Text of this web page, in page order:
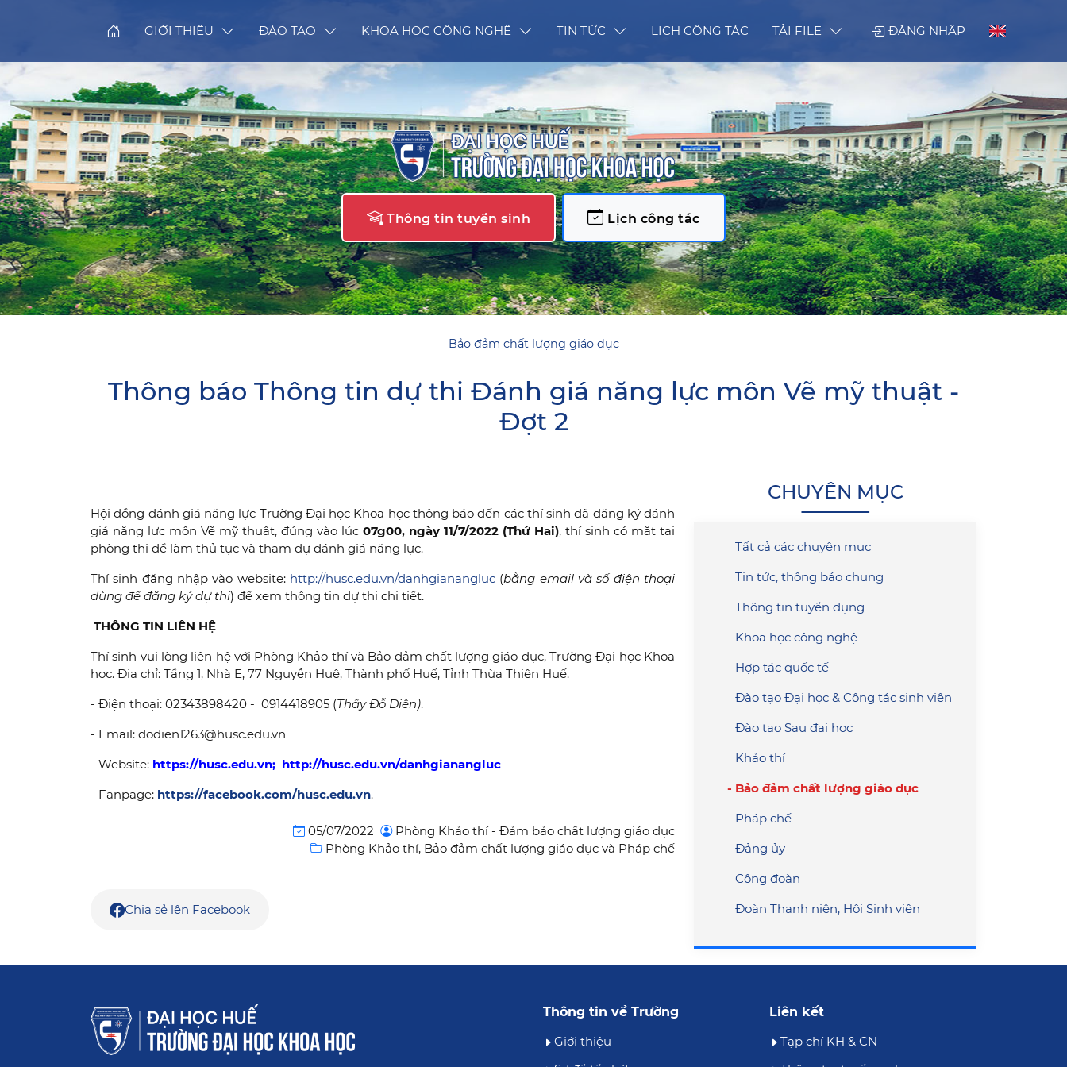
GIỚI THIỆU ĐÀO TẠO KHOA HỌC CÔNG NGHỆ TIN TỨC LỊCH CÔNG TÁC TẢI FILE ĐĂNG NHẬP
Thông tin tuyển sinh Lịch công tác
Bảo đảm chất lượng giáo dục
Thông báo Thông tin dự thi Đánh giá năng lực môn Vẽ mỹ thuật -
Đợt 2
Hội đồng đánh giá năng lực Trường Đại học Khoa học thông báo đến các thí sinh đã đăng ký đánh
giá năng lực môn Vẽ mỹ thuật, đúng vào lúc 07g00, ngày 11/7/2022 (Thứ Hai), thí sinh có mặt tại
phòng thi để làm thủ tục và tham dự đánh giá năng lực.
Thí sinh đăng nhập vào website: http://husc.edu.vn/danhgianangluc (bằng email và số điện thoại
dùng để đăng ký dự thi) để xem thông tin dự thi chi tiết.
THÔNG TIN LIÊN HỆ
Thí sinh vui lòng liên hệ với Phòng Khảo thí và Bảo đảm chất lượng giáo dục, Trường Đại học Khoa
học. Địa chỉ: Tầng 1, Nhà E, 77 Nguyễn Huệ, Thành phố Huế, Tỉnh Thừa Thiên Huế.
- Điện thoại: 02343898420 - 0914418905 (Thầy Đỗ Diên).
- Email: dodien1263@husc.edu.vn
- Website: https://husc.edu.vn; http://husc.edu.vn/danhgianangluc
- Fanpage: https://facebook.com/husc.edu.vn.
05/07/2022
Phòng Khảo thí - Đảm bảo chất lượng giáo dục
Phòng Khảo thí, Bảo đảm chất lượng giáo dục và Pháp chế
Chia sẻ lên Facebook
CHUYÊN MỤC
Tất cả các chuyên mục
Tin tức, thông báo chung
Thông tin tuyển dụng
Khoa học công nghệ
Hợp tác quốc tế
Đào tạo Đại học & Công tác sinh viên
Đào tạo Sau đại học
Khảo thí
Bảo đảm chất lượng giáo dục
Pháp chế
Đảng ủy
Công đoàn
Đoàn Thanh niên, Hội Sinh viên
Thông tin về Trường
Giới thiệu
Liên kết
Tạp chí KH & CN